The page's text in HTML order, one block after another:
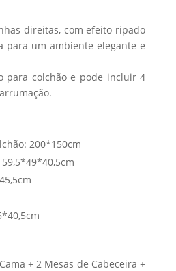
€
€
direitas, com efeito ripado
para um ambiente elegante e
para colchão e pode incluir 4
200*150cm
+ 2 Mesas de Cabeceira +